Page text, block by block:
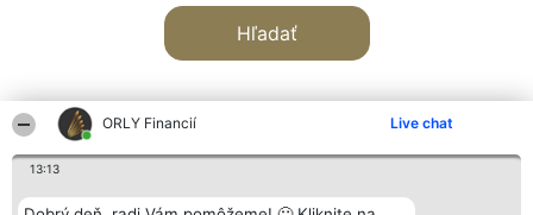
ORLY Financií Live chat
13:13
Hľadať
Organizátor hodnotenia Hodnotenie Kontakt